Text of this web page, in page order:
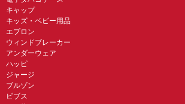
キャップ
キッズ・ベビー用品
エプロン
ウィンドブレーカー
アンダーウェア
ハッピ
ジャージ
ブルゾン
ビブス